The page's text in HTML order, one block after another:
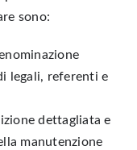
sono:
legali, referenti e
dettagliata e
manutenzione